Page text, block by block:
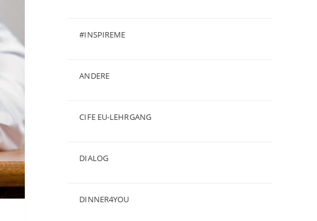
#INSPIREME
ANDERE
CIFE EU-LEHRGANG
DIALOG
DINNER4YOU